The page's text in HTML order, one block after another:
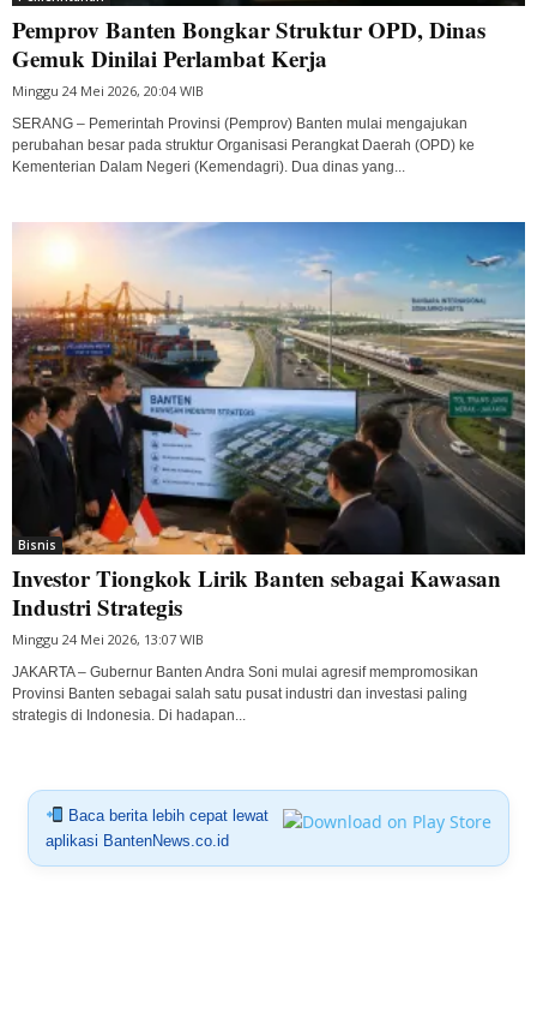
Pemprov Banten Bongkar Struktur OPD, Dinas
Gemuk Dinilai Perlambat Kerja
Minggu 24 Mei 2026, 20:04 WIB
SERANG – Pemerintah Provinsi (Pemprov) Banten mulai mengajukan
perubahan besar pada struktur Organisasi Perangkat Daerah (OPD) ke
Kementerian Dalam Negeri (Kemendagri). Dua dinas yang...
Bisnis
Investor Tiongkok Lirik Banten sebagai Kawasan
Industri Strategis
Minggu 24 Mei 2026, 13:07 WIB
JAKARTA – Gubernur Banten Andra Soni mulai agresif mempromosikan
Provinsi Banten sebagai salah satu pusat industri dan investasi paling
strategis di Indonesia. Di hadapan...
Baca berita lebih cepat lewat
aplikasi BantenNews.co.id